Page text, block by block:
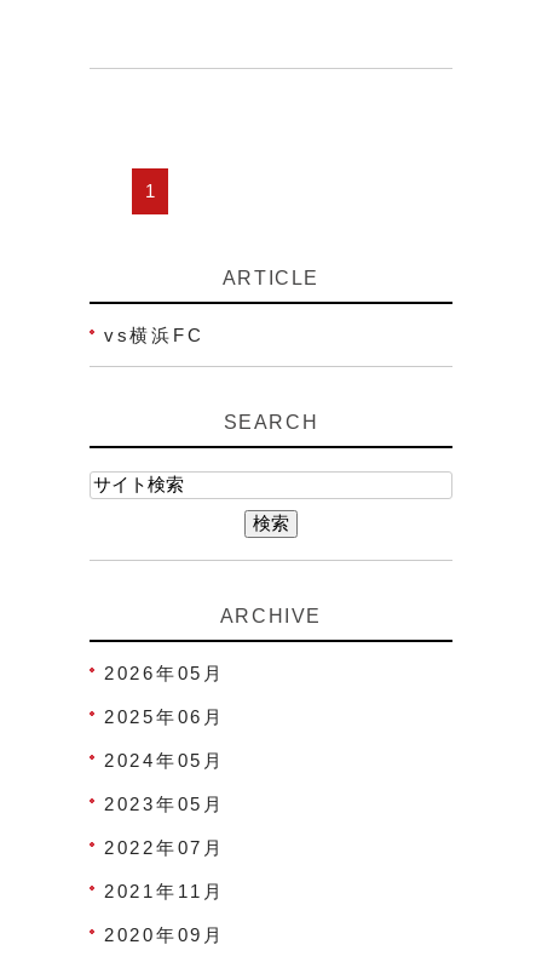
1
ARTICLE
vs横浜FC
SEARCH
ARCHIVE
2026年05月
2025年06月
2024年05月
2023年05月
2022年07月
2021年11月
2020年09月